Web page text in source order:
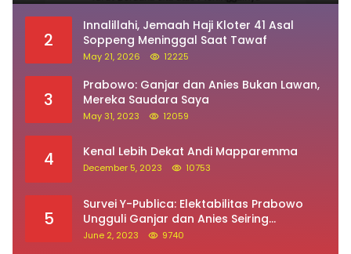
2
Innalillahi, Jemaah Haji Kloter 41 Asal
Soppeng Meninggal Saat Tawaf
May 21, 2026 12225
3
Prabowo: Ganjar dan Anies Bukan Lawan,
Mereka Saudara Saya
May 31, 2023 12059
4 Kenal Lebih Dekat Andi Mapparemma
December 5, 2023 10753
5
Survei Y-Publica: Elektabilitas Prabowo
Ungguli Ganjar dan Anies Seiring
Kepuasan Terhadap Jokowi Naik
June 2, 2023 9740